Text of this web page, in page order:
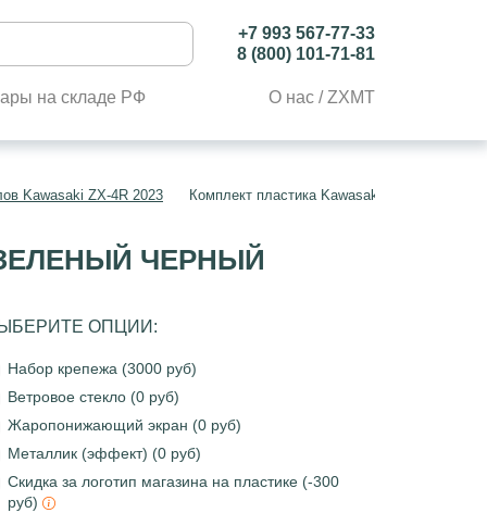
+7 993 567-77-33
8 (800) 101-71-81
на складе РФ О нас / ZXMT
Kawasaki ZX-4R 2023 Комплект пластика Kawasaki Ninja ZX-4R
ЗЕЛЕНЫЙ ЧЕРНЫЙ
ОПЦИИ:
Набор крепежа (3000 руб)
Ветровое стекло (0 руб)
Жаропонижающий экран (0 руб)
Металлик (эффект) (0 руб)
Скидка за логотип магазина на пластике (-300
руб)